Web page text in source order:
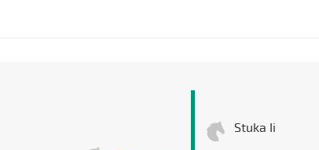
Stuka Ii